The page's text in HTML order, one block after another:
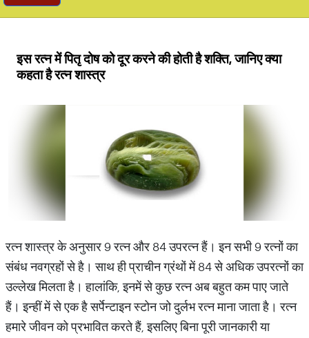
इस रत्न में पितृ दोष को दूर करने की होती है शक्ति, जानिए क्या
कहता है रत्न शास्त्र
रत्न शास्त्र के अनुसार 9 रत्न और 84 उपरत्न हैं। इन सभी 9 रत्नों का
संबंध नवग्रहों से है। साथ ही प्राचीन ग्रंथों में 84 से अधिक उपरत्नों का
उल्लेख मिलता है। हालांकि, इनमें से कुछ रत्न अब बहुत कम पाए जाते
हैं। इन्हीं में से एक है सर्पेन्टाइन स्टोन जो दुर्लभ रत्न माना जाता है। रत्न
हमारे जीवन को प्रभावित करते हैं, इसलिए बिना पूरी जानकारी या